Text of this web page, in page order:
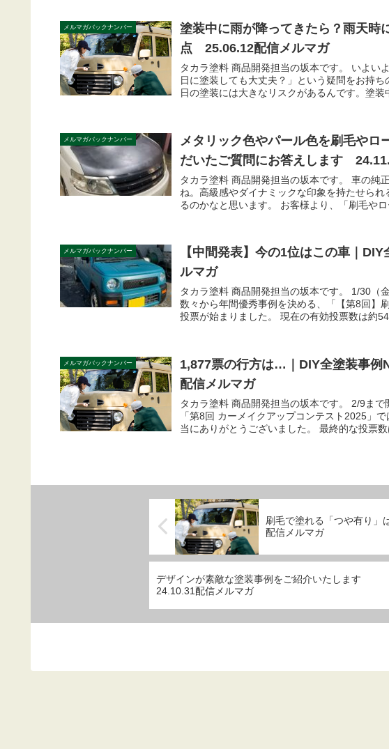
メルマガバックナンバー
塗装中に雨が降ってきたら？雨天時
点 25.06.12配信メルマガ
タカラ塗料 商品開発担当の坂本です。 いよい
日に塗装しても大丈夫？」という疑問をお持
日の塗装には大きなリスクがあるんです。塗
メルマガバックナンバー
メタリック色やパール色を刷毛やロ
だいたご質問にお答えします
タカラ塗料 商品開発担当の坂本です。 車の純
ね。高級感やダイナミックな印象を持たせら
るのかなと思います。 お客様より、「刷毛や
メルマガバックナンバー
【中間発表】今の1位はこの車｜
ルマガ
タカラ塗料 商品開発担当の坂本です。 1/30（
数々から年間優秀事例を決める、「【第8回】
投票が始まりました。 現在の有効投票数は約
メルマガバックナンバー
1,877票の行方は…｜DIY全塗装事
配信メルマガ
タカラ塗料 商品開発担当の坂本です。 2/9ま
「第8回 カーメイクアップコンテスト2025」
当にありがとうございました。 最終的な投票数
刷毛で塗れる「つや有り
配信メルマガ
デザインが素敵な塗装事例をご紹介いたします
24.10.31配信メルマガ